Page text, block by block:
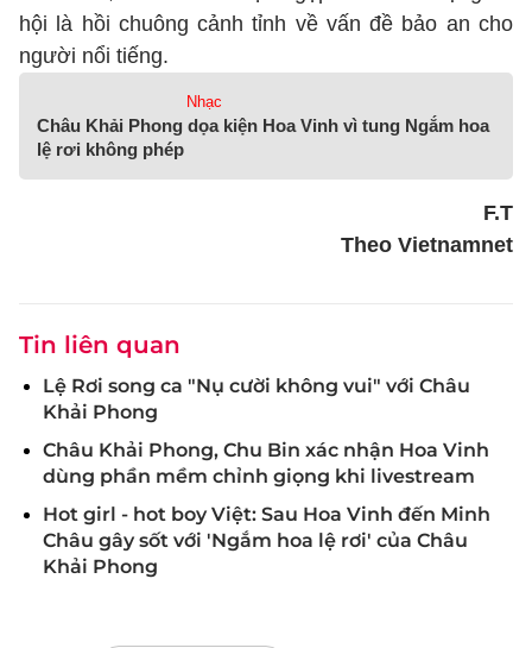
hội là hồi chuông cảnh tỉnh về vấn đề bảo an cho
người nổi tiếng.
Nhạc
Châu Khải Phong dọa kiện Hoa Vinh vì tung Ngắm hoa
lệ rơi không phép
F.T
Theo Vietnamnet
Tin liên quan
Lệ Rơi song ca "Nụ cười không vui" với Châu
Khải Phong
Châu Khải Phong, Chu Bin xác nhận Hoa Vinh
dùng phần mềm chỉnh giọng khi livestream
Hot girl - hot boy Việt: Sau Hoa Vinh đến Minh
Châu gây sốt với 'Ngắm hoa lệ rơi' của Châu
Khải Phong